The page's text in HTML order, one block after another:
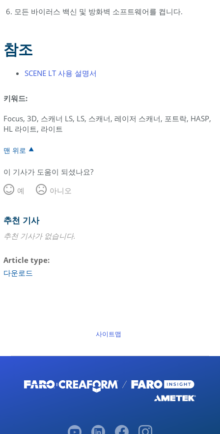
모든 바이러스 백신 및 방화벽 소프트웨어를 켭니다.
참조
SCENE LT 사용 설명서
키워드:
Focus, 3D, 스캐너 LS, LS, 스캐너, 레이저 스캐너, 포트락, HASP,
HL 라이트, 라이트
맨 위로
이 기사가 도움이 되셨나요?
예
아니오
추천 기사
추천 기사가 없습니다.
Article type
다운로드
사이트맵